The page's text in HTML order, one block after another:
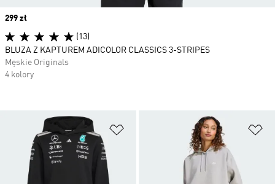
Dodaj do listy życzeń
Price
299 zł
(13)
BLUZA Z KAPTUREM ADICOLOR CLASSICS 3-STRIPES
Męskie Originals
4 kolory